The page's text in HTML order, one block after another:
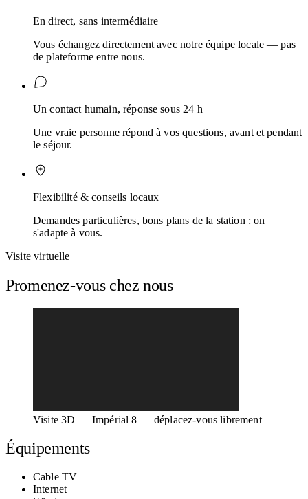
En direct, sans intermédiaire
Vous échangez directement avec notre équipe locale — pas
de plateforme entre nous.
Un contact humain, réponse sous 24 h
Une vraie personne répond à vos questions, avant et pendant
le séjour.
Flexibilité & conseils locaux
Demandes particulières, bons plans de la station : on
s'adapte à vous.
Visite virtuelle
Promenez-vous chez nous
Visite 3D — Impérial 8 — déplacez-vous librement
Équipements
Cable TV
Internet